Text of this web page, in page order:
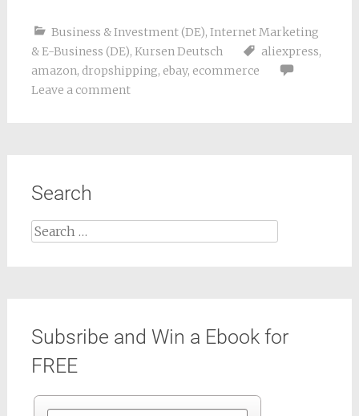
Business & Investment (DE), Internet Marketing
& E-Business (DE), Kursen Deutsch aliexpress,
amazon, dropshipping, ebay, ecommerce
Leave a comment
Search
Search
Subsribe and Win a Ebook for
FREE